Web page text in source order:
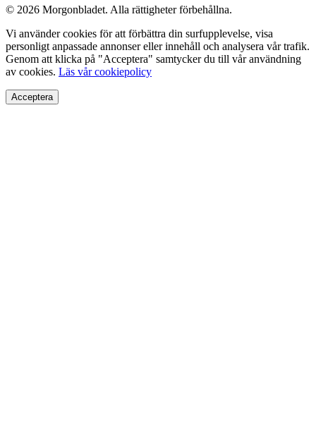
© 2026 Morgonbladet. Alla rättigheter förbehållna.
Vi använder cookies för att förbättra din surfupplevelse, visa
personligt anpassade annonser eller innehåll och analysera vår trafik.
Genom att klicka på "Acceptera" samtycker du till vår användning
av cookies. Läs vår cookiepolicy
Acceptera